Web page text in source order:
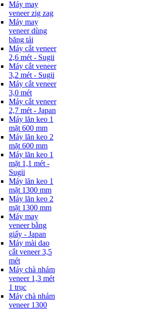
Máy may
veneer zig zag
Máy may
veneer dùng
băng tải
Máy cắt veneer
2,6 mét - Sugii
Máy cắt veneer
3,2 mét - Sugii
Máy cắt veneer
3,0 mét
Máy cắt veneer
2,7 mét - Japan
Máy lăn keo 1
mặt 600 mm
Máy lăn keo 2
mặt 600 mm
Máy lăn keo 1
mặt 1,1 mét -
Sugii
Máy lăn keo 1
mặt 1300 mm
Máy lăn keo 2
mặt 1300 mm
Máy may
veneer bằng
giấy - Japan
Máy mài dao
cắt veneer 3,5
mét
Máy chà nhám
veneer 1,3 mét
1 trục
Máy chà nhám
veneer 1300